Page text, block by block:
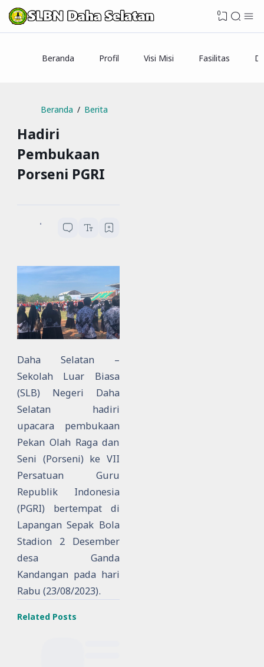
0
Beranda Profil Visi Misi Fasilitas
Beranda Berita
Hadiri
Pembukaan
Porseni PGRI
SLBN Daha Selatan
menit baca
Daha Selatan –
Sekolah Luar Biasa
(SLB) Negeri Daha
Selatan hadiri
upacara pembukaan
Pekan Olah Raga dan
Seni (Porseni) ke VII
Persatuan Guru
Republik Indonesia
(PGRI) bertempat di
Lapangan Sepak Bola
Stadion 2 Desember
desa Ganda
Kandangan pada hari
Rabu (23/08/2023).
Related Posts